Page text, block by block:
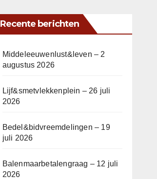
Recente berichten
Middeleeuwenlust&leven – 2
augustus 2026
Lijf&smetvlekkenplein – 26 juli
2026
Bedel&bidvreemdelingen – 19
juli 2026
Balenmaarbetalengraag – 12 juli
2026